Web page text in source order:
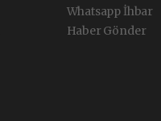
Whatsapp İhbar
Haber Gönder